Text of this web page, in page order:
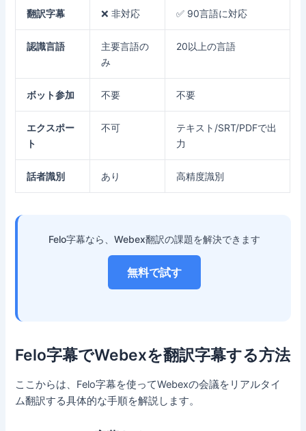
翻訳字幕 ❌ 非対応 ✅ 90言語に対応
認識言語
主要言語の
み
20以上の言語
ボット参加 不要 不要
エクスポー
ト
不可
テキスト/SRT/PDFで出
力
話者識別 あり 高精度識別
Felo字幕なら、Webex翻訳の課題を解決できます
無料で試す
Felo字幕でWebexを翻訳字幕する方法
ここからは、Felo字幕を使ってWebexの会議をリアルタイ
ム翻訳する具体的な手順を解説します。